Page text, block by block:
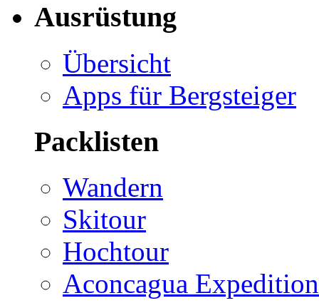
Ausrüstung
Übersicht
Apps für Bergsteiger
Packlisten
Wandern
Skitour
Hochtour
Aconcagua Expedition